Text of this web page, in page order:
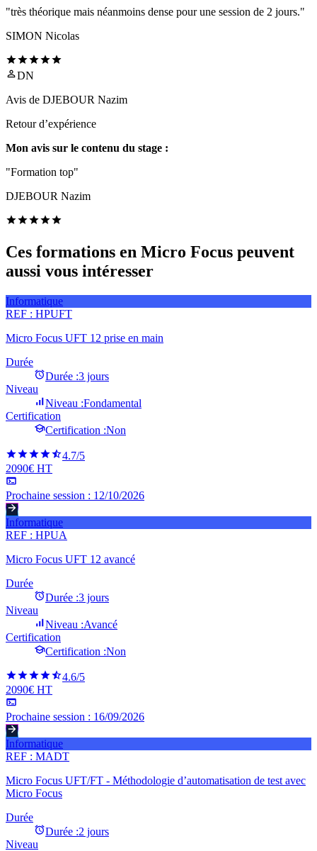
"très théorique mais néanmoins dense pour une session de 2 jours."
SIMON Nicolas
DN
Avis de DJEBOUR Nazim
Retour d’expérience
Mon avis sur le contenu du stage :
"Formation top"
DJEBOUR Nazim
Ces formations en Micro Focus peuvent
aussi vous intéresser
Informatique
REF : HPUFT
Micro Focus UFT 12 prise en main
Durée
Durée :3 jours
Niveau
Niveau :Fondamental
Certification
Certification :Non
4.7/5
2090€ HT
Prochaine session : 12/10/2026
Informatique
REF : HPUA
Micro Focus UFT 12 avancé
Durée
Durée :3 jours
Niveau
Niveau :Avancé
Certification
Certification :Non
4.6/5
2090€ HT
Prochaine session : 16/09/2026
Informatique
REF : MADT
Micro Focus UFT/FT - Méthodologie d’automatisation de test avec
Micro Focus
Durée
Durée :2 jours
Niveau